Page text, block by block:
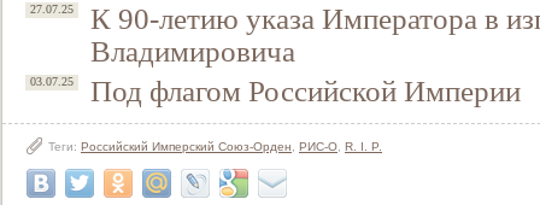
27.07.25
К 90-летию указа Императора в
Владимировича
03.07.25 Под флагом Российской Империи
Теги: Российский Имперский Союз-Орден РИС-О R. I. P.